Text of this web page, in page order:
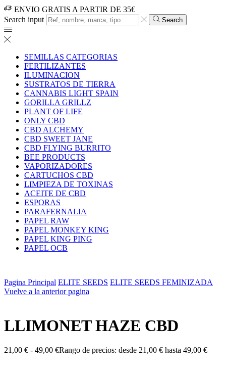
ENVIO GRATIS A PARTIR DE 35€
Search input
Search
SEMILLAS CATEGORIAS
FERTILIZANTES
ILUMINACION
SUSTRATOS DE TIERRA
CANNABIS LIGHT SPAIN
GORILLA GRILLZ
PLANT OF LIFE
ONLY CBD
CBD ALCHEMY
CBD SWEET JANE
CBD FLYING BURRITO
BEE PRODUCTS
VAPORIZADORES
CARTUCHOS CBD
LIMPIEZA DE TOXINAS
ACEITE DE CBD
ESPORAS
PARAFERNALIA
PAPEL RAW
PAPEL MONKEY KING
PAPEL KING PING
PAPEL OCB
Pagina Principal ELITE SEEDS ELITE SEEDS FEMINIZADA
Vuelve a la anterior pagina
LLIMONET HAZE CBD
21,00 € - 49,00 €Rango de precios: desde 21,00 € hasta 49,00 €